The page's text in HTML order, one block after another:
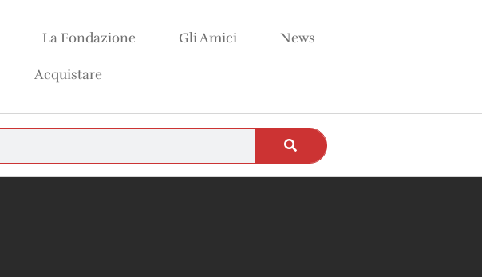
La Fondazione Gli Amici News
Acquistare